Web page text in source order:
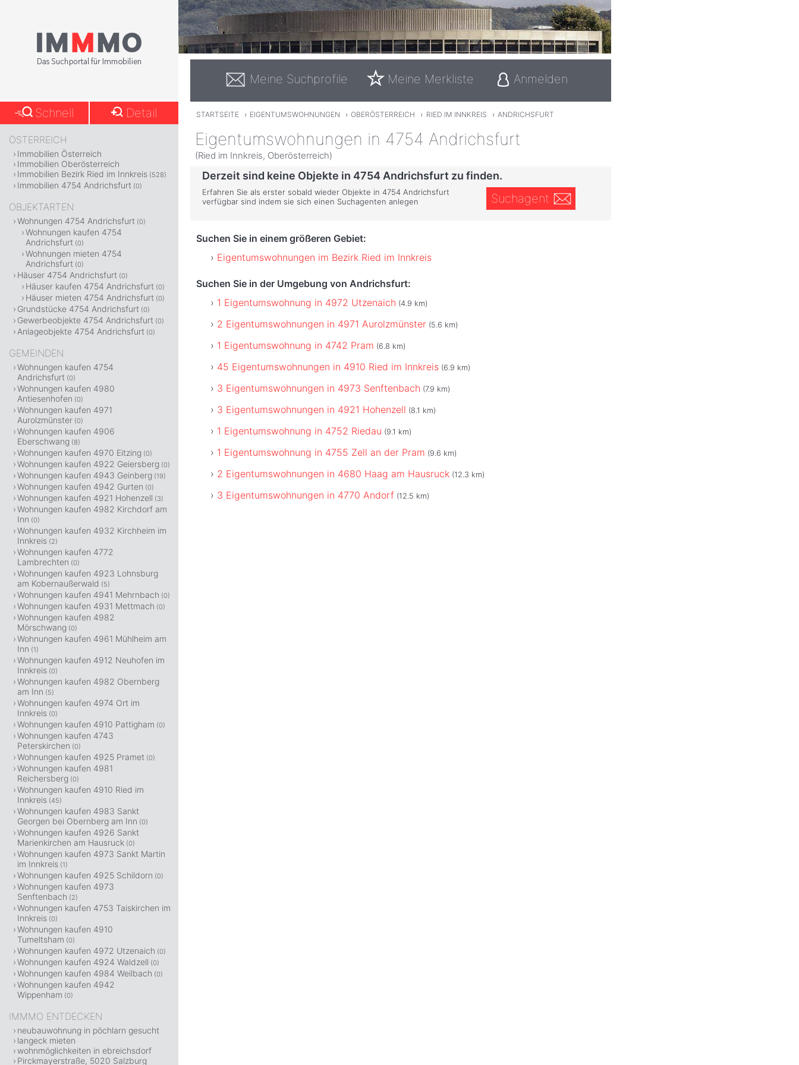
Meine Suchprofile Meine Merkliste Anmelden
STARTSEITE › EIGENTUMSWOHNUNGEN › OBERÖSTERREICH › RIED IM INNKREIS › ANDRICHSFURT
Eigentumswohnungen in 4754 Andrichsfurt
(Ried im Innkreis, Oberösterreich)
Derzeit sind keine Objekte in 4754 Andrichsfurt zu finden.
Erfahren Sie als erster sobald wieder Objekte in 4754 Andrichsfurt
verfügbar sind indem sie sich einen Suchagenten anlegen
Suchagent
Suchen Sie in einem größeren Gebiet:
Eigentumswohnungen im Bezirk Ried im Innkreis
Suchen Sie in der Umgebung von Andrichsfurt:
1 Eigentumswohnung in 4972 Utzenaich (4.9 km)
2 Eigentumswohnungen in 4971 Aurolzmünster (5.6 km)
1 Eigentumswohnung in 4742 Pram (6.8 km)
45 Eigentumswohnungen in 4910 Ried im Innkreis (6.9 km)
3 Eigentumswohnungen in 4973 Senftenbach (7.9 km)
3 Eigentumswohnungen in 4921 Hohenzell (8.1 km)
1 Eigentumswohnung in 4752 Riedau (9.1 km)
1 Eigentumswohnung in 4755 Zell an der Pram (9.6 km)
2 Eigentumswohnungen in 4680 Haag am Hausruck (12.3 km)
3 Eigentumswohnungen in 4770 Andorf (12.5 km)
Schnell Detail
ÖSTERREICH
Immobilien Österreich
Immobilien Oberösterreich
Immobilien Bezirk Ried im Innkreis (528)
Immobilien 4754 Andrichsfurt (0)
OBJEKTARTEN
Wohnungen 4754 Andrichsfurt (0)
Wohnungen kaufen 4754
Andrichsfurt (0)
Wohnungen mieten 4754
Andrichsfurt (0)
Häuser 4754 Andrichsfurt (0)
Häuser kaufen 4754 Andrichsfurt (0)
Häuser mieten 4754 Andrichsfurt (0)
Grundstücke 4754 Andrichsfurt (0)
Gewerbeobjekte 4754 Andrichsfurt (0)
Anlageobjekte 4754 Andrichsfurt (0)
GEMEINDEN
Wohnungen kaufen 4754
Andrichsfurt (0)
Wohnungen kaufen 4980
Antiesenhofen (0)
Wohnungen kaufen 4971
Aurolzmünster (0)
Wohnungen kaufen 4906
Eberschwang (8)
Wohnungen kaufen 4970 Eitzing (0)
Wohnungen kaufen 4922 Geiersberg (0)
Wohnungen kaufen 4943 Geinberg (19)
Wohnungen kaufen 4942 Gurten (0)
Wohnungen kaufen 4921 Hohenzell (3)
Wohnungen kaufen 4982 Kirchdorf am
Inn (0)
Wohnungen kaufen 4932 Kirchheim im
Innkreis (2)
Wohnungen kaufen 4772
Lambrechten (0)
Wohnungen kaufen 4923 Lohnsburg
am Kobernaußerwald (5)
Wohnungen kaufen 4941 Mehrnbach (0)
Wohnungen kaufen 4931 Mettmach (0)
Wohnungen kaufen 4982
Mörschwang (0)
Wohnungen kaufen 4961 Mühlheim am
Inn (1)
Wohnungen kaufen 4912 Neuhofen im
Innkreis (0)
Wohnungen kaufen 4982 Obernberg
am Inn (5)
Wohnungen kaufen 4974 Ort im
Innkreis (0)
Wohnungen kaufen 4910 Pattigham (0)
Wohnungen kaufen 4743
Peterskirchen (0)
Wohnungen kaufen 4925 Pramet (0)
Wohnungen kaufen 4981
Reichersberg (0)
Wohnungen kaufen 4910 Ried im
Innkreis (45)
Wohnungen kaufen 4983 Sankt
Georgen bei Obernberg am Inn (0)
Wohnungen kaufen 4926 Sankt
Marienkirchen am Hausruck (0)
Wohnungen kaufen 4973 Sankt Martin
im Innkreis (1)
Wohnungen kaufen 4925 Schildorn (0)
Wohnungen kaufen 4973
Senftenbach (2)
Wohnungen kaufen 4753 Taiskirchen im
Innkreis (0)
Wohnungen kaufen 4910
Tumeltsham (0)
Wohnungen kaufen 4972 Utzenaich (0)
Wohnungen kaufen 4924 Waldzell (0)
Wohnungen kaufen 4984 Weilbach (0)
Wohnungen kaufen 4942
Wippenham (0)
IMMMO ENTDECKEN
neubauwohnung in pöchlarn gesucht
langeck mieten
wohnmöglichkeiten in ebreichsdorf
Pirckmayerstraße, 5020 Salzburg